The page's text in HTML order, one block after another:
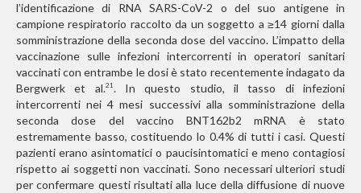
l’identificazione di RNA SARS-CoV-2 o del suo antigene in
campione respiratorio raccolto da un soggetto a ≥14 giorni dalla
somministrazione della seconda dose del vaccino. L’impatto della
vaccinazione sulle infezioni intercorrenti in operatori sanitari
vaccinati con entrambe le dosi è stato recentemente indagato da
Bergwerk et al.21. In questo studio, il tasso di infezioni
intercorrenti nei 4 mesi successivi alla somministrazione della
seconda dose del vaccino BNT162b2 mRNA è stato
estremamente basso, costituendo lo 0.4% di tutti i casi. Questi
pazienti erano asintomatici o paucisintomatici e meno contagiosi
rispetto ai soggetti non vaccinati. Sono necessari ulteriori studi
per confermare questi risultati alla luce della diffusione di nuove